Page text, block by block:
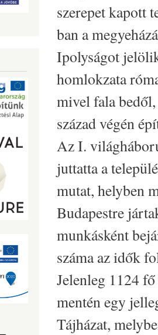
szerepet kapott
ban a
Ipolyságot
homlokzata
mivel fala
század végén
Az I.
juttatta a
mutat, helyben
Budapestre
munkásként
száma az idők
Jelenleg 1124
mentén egy
Tájházat,